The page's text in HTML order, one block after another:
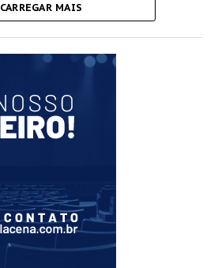
CARREGAR MAIS